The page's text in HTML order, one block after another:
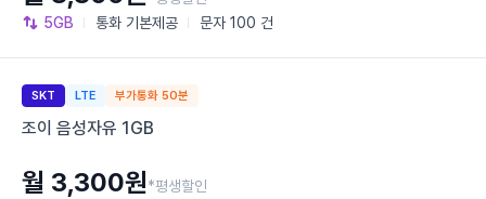
5GB 통화 기본제공 문자 100 건
SKT LTE 부가통화 50분
조이 음성자유 1GB
월 3,300원*평생할인